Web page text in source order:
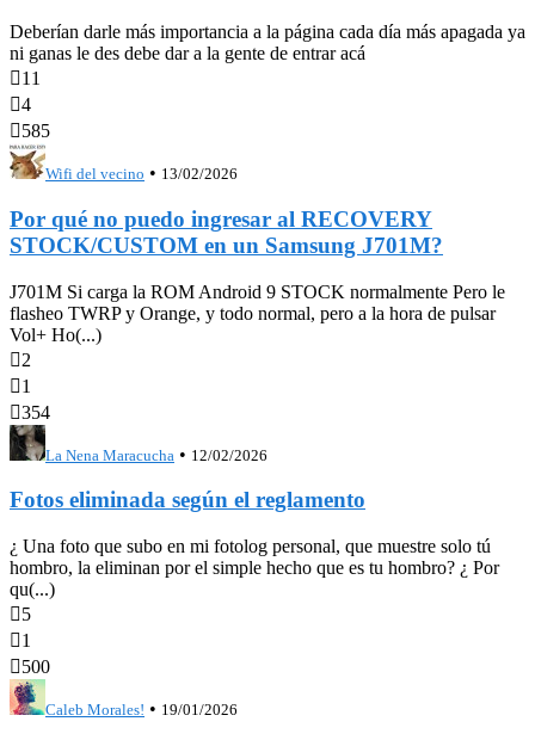
Deberían darle más importancia a la página cada día más apagada ya
ni ganas le des debe dar a la gente de entrar acá
11
4
585
Wifi del vecino • 13/02/2026
Por qué no puedo ingresar al RECOVERY
STOCK/CUSTOM en un Samsung J701M?
J701M Si carga la ROM Android 9 STOCK normalmente Pero le
flasheo TWRP y Orange, y todo normal, pero a la hora de pulsar
Vol+ Ho(...)
2
1
354
La Nena Maracucha • 12/02/2026
Fotos eliminada según el reglamento
¿ Una foto que subo en mi fotolog personal, que muestre solo tú
hombro, la eliminan por el simple hecho que es tu hombro? ¿ Por
qu(...)
5
1
500
Caleb Morales! • 19/01/2026